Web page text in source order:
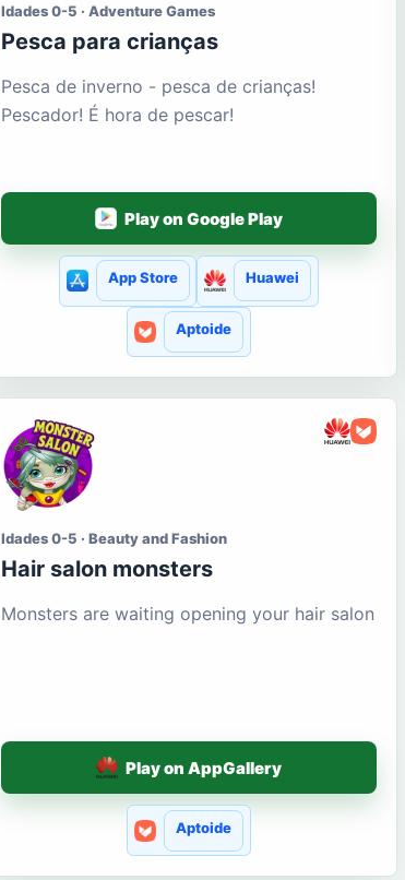
Idades 0-5 · Adventure Games
Pesca para crianças
Pesca de inverno - pesca de crianças!
Pescador! É hora de pescar!
Play on Google Play
App Store Huawei
Aptoide
Idades 0-5 · Beauty and Fashion
Hair salon monsters
Monsters are waiting opening your hair salon
Play on AppGallery
Aptoide